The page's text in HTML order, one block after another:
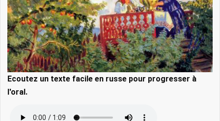
Ecoutez un texte facile en russe pour progresser à
l'oral.